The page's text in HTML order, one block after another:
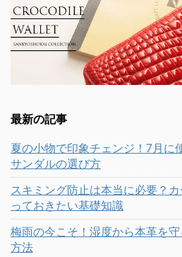
最新の記事
夏の小物で印象チェンジ！7月に
サンダルの選び方
スキミング防止は本当に必要？
っておきたい基礎知識
梅雨の今こそ！湿度から本革を
方法